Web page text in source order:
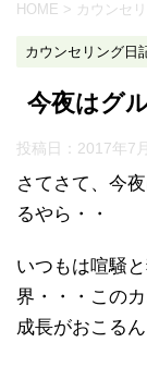
HOME > カウンセ
カウンセリング日
今夜はグ
投稿日： 2017年7
さてさて、今
るやら・・
いつもは喧騒
界・・・この
成長がおこるん